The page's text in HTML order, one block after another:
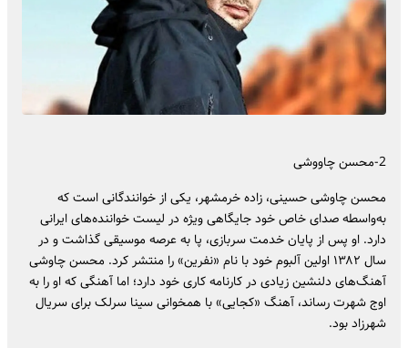
2-محسن چاووشی
محسن چاوشی حسینی، زاده خرمشهر، یکی از خوانندگانی است که
به‌واسطه صدای خاص خود جایگاهی ویژه در لیست خواننده‌های ایرانی
دارد. او پس از پایان خدمت سربازی، پا به عرصه موسیقی گذاشت و در
سال ۱۳۸۲ اولین آلبوم خود با نام «نفرین» را منتشر کرد. محسن چاوشی
آهنگ‌های دلنشین زیادی در کارنامه کاری خود دارد؛ اما آهنگی که او را به
اوج شهرت رساند، آهنگ «کجایی» با همخوانی سینا سرلک برای سریال
شهرزاد بود.